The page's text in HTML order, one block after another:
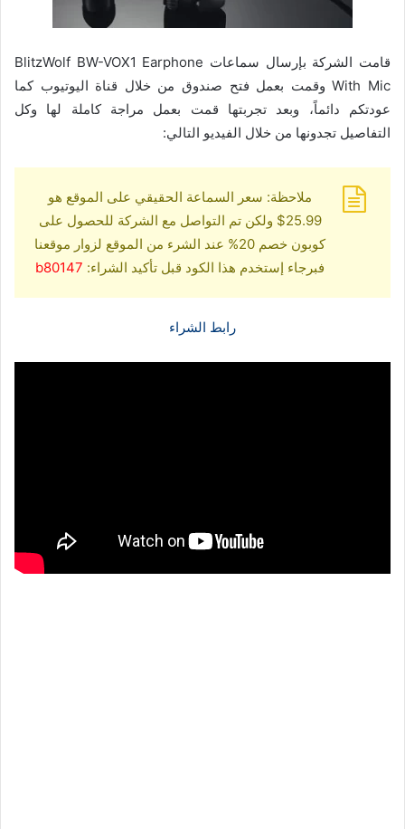
قامت الشركة بإرسال سماعات BlitzWolf BW-VOX1 Earphone
With Mic وقمت بعمل فتح صندوق من خلال قناة اليوتيوب كما
عودتكم دائماً، وبعد تجربتها قمت بعمل مراجة كاملة لها وكل
التفاصيل تجدونها من خلال الفيديو التالي:
ملاحظة: سعر السماعة الحقيقي على الموقع هو
25.99$ ولكن تم التواصل مع الشركة للحصول على
كوبون خصم 20% عند الشرء من الموقع لزوار موقعنا
فبرجاء إستخدم هذا الكود قبل تأكيد الشراء: b80147
رابط الشراء